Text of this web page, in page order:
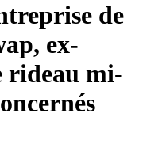
de
ex-
rideau mi-